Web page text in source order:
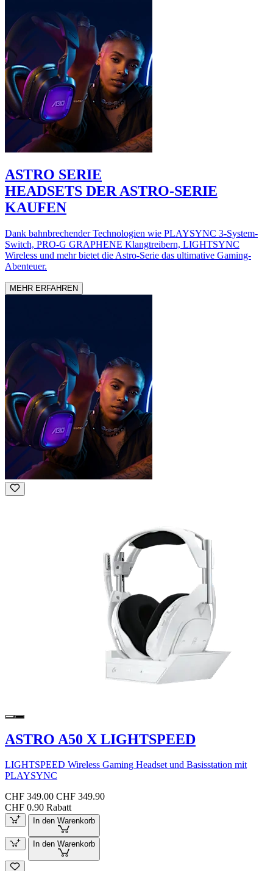
ASTRO SERIE
HEADSETS DER ASTRO-SERIE
KAUFEN
Dank bahnbrechender Technologien wie PLAYSYNC 3-System-
Switch, PRO-G GRAPHENE Klangtreibern, LIGHTSYNC
Wireless und mehr bietet die Astro-Serie das ultimative Gaming-
Abenteuer.
MEHR ERFAHREN
ASTRO A50 X LIGHTSPEED
LIGHTSPEED Wireless Gaming Headset und Basisstation mit
PLAYSYNC
CHF 349.00 CHF 349.90
CHF 0.90 Rabatt
In den Warenkorb
In den Warenkorb